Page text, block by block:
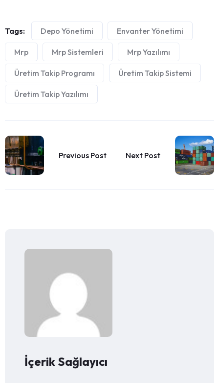
Tags: Depo Yönetimi Envanter Yönetimi
Mrp Mrp Sistemleri Mrp Yazılımı
Üretim Takip Programı Üretim Takip Sistemi
Üretim Takip Yazılımı
Previous Post Next Post
İçerik Sağlayıcı